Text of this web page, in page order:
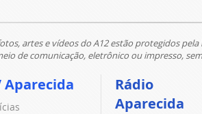
artes e vídeos do A12 estão protegidos
de comunicação, eletrônico ou impresso,
Aparecida
Rádio
Aparecida